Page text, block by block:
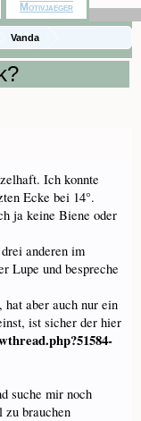
Vanda
Ich konnte
Ecke bei 14°.
ja keine Biene oder
anderen im
Lupe und bespreche
aber auch nur ein
ist sicher der hier
suche mir noch
zu brauchen
Motivjaeger